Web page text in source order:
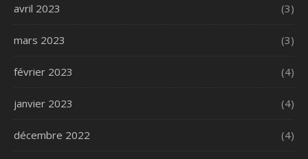
avril 2023 (3)
mars 2023 (3)
février 2023 (4)
janvier 2023 (4)
décembre 2022 (4)